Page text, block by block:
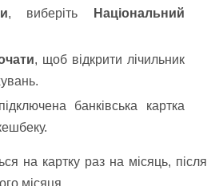
, виберіть
Національний
, щоб відкрити лічильник
банківська картка
на картку раз на місяць, після
місяця.